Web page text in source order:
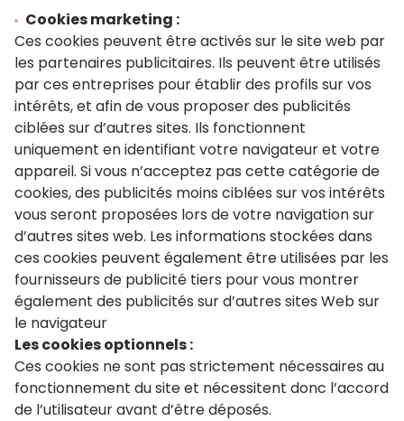
Cookies marketing :
Ces cookies peuvent être activés sur le site web par
les partenaires publicitaires. Ils peuvent être utilisés
par ces entreprises pour établir des profils sur vos
intérêts, et afin de vous proposer des publicités
ciblées sur d’autres sites. Ils fonctionnent
uniquement en identifiant votre navigateur et votre
appareil. Si vous n’acceptez pas cette catégorie de
cookies, des publicités moins ciblées sur vos intérêts
vous seront proposées lors de votre navigation sur
d’autres sites web. Les informations stockées dans
ces cookies peuvent également être utilisées par les
fournisseurs de publicité tiers pour vous montrer
également des publicités sur d’autres sites Web sur
le navigateur
Les cookies optionnels :
Ces cookies ne sont pas strictement nécessaires au
fonctionnement du site et nécessitent donc l’accord
de l’utilisateur avant d’être déposés.